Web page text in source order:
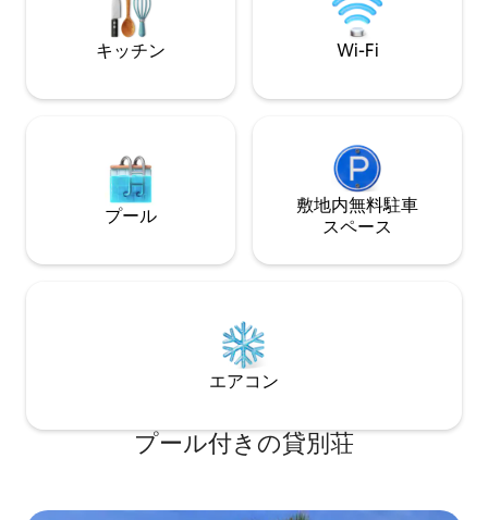
キッチン Wi-Fi
プール
敷地内無料駐⁠車
ス⁠ペ⁠ー⁠ス
エアコン
プール付きの貸別荘